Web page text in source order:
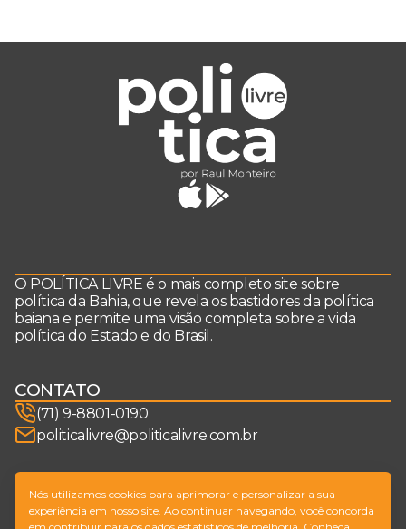
O POLÍTICA LIVRE é o mais completo site sobre
política da Bahia, que revela os bastidores da política
baiana e permite uma visão completa sobre a vida
política do Estado e do Brasil.
CONTATO
(71) 9-8801-0190
politicalivre@politicalivre.com.br
SIGA-NOS
Nós utilizamos cookies para aprimorar e personalizar a sua
experiência em nosso site. Ao continuar navegando, você concorda